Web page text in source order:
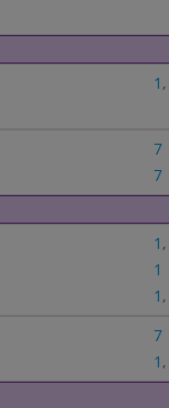
1 ,
7
7
1 ,
1
1 ,
7
1 ,